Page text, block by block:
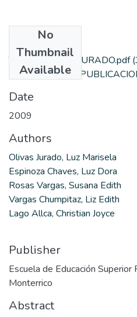
No
Thumbnail
Available
TESIS - OLIVAS JURADO.pdf
AUTORIZACION
Date
2009
Authors
Olivas Jurado, Luz Marisela
Espinoza Chaves, Luz Dora
Rosas Vargas, Susana Edith
Vargas Chumpitaz, Liz Edith
Lago Allca, Christian Joyce
Publisher
Escuela de Educación Superior
Monterrico
Abstract